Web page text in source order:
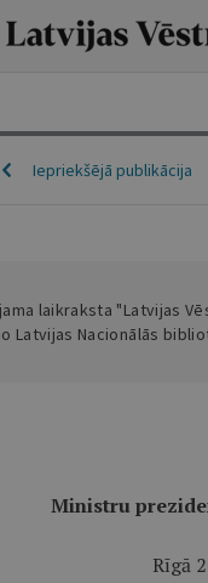
Iepriekšējā publikācija
laikraksta "Latvijas
Latvijas Nacionālās
Ministru
Rīgā